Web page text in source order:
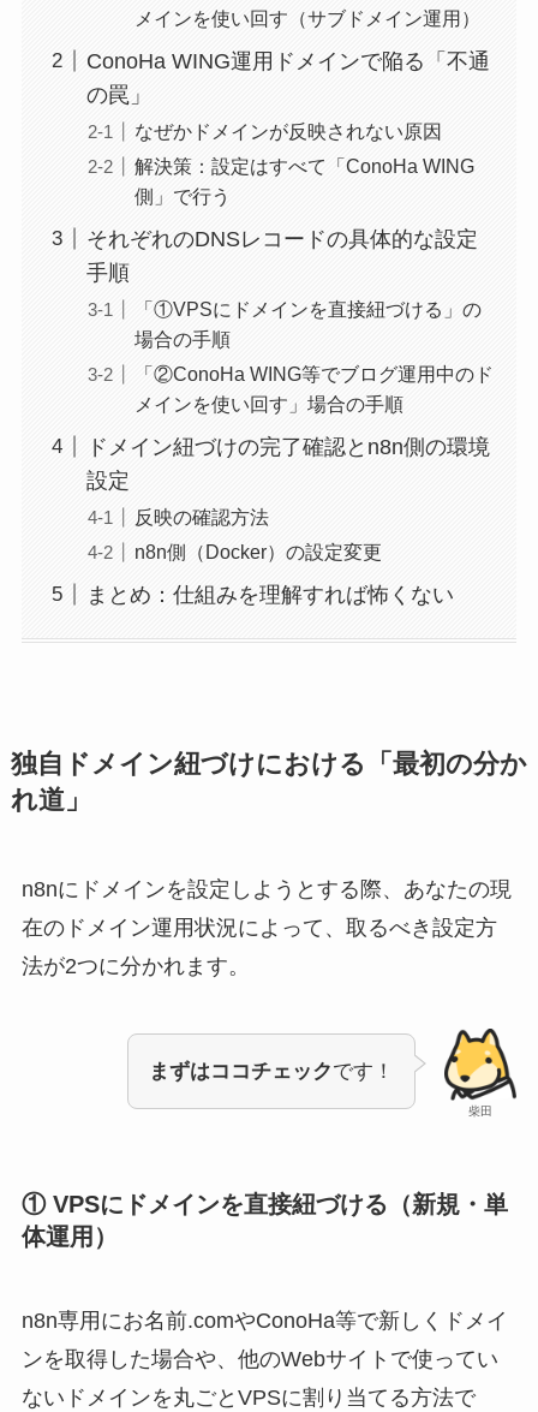
メインを使い回す（サブドメイン運用）
ConoHa WING運用ドメインで陥る「不通
の罠」
なぜかドメインが反映されない原因
解決策：設定はすべて「ConoHa WING
側」で行う
それぞれのDNSレコードの具体的な設定
手順
「①VPSにドメインを直接紐づける」の
場合の手順
「②ConoHa WING等でブログ運用中のド
メインを使い回す」場合の手順
ドメイン紐づけの完了確認とn8n側の環境
設定
反映の確認方法
n8n側（Docker）の設定変更
まとめ：仕組みを理解すれば怖くない
独自ドメイン紐づけにおける「最初の分か
れ道」
n8nにドメインを設定しようとする際、あなたの現
在のドメイン運用状況によって、取るべき設定方
法が2つに分かれます。
柴田
まずはココチェックです！
① VPSにドメインを直接紐づける（新規・単
体運用）
n8n専用にお名前.comやConoHa等で新しくドメイ
ンを取得した場合や、他のWebサイトで使ってい
ないドメインを丸ごとVPSに割り当てる方法で